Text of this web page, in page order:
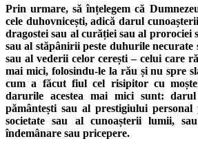
Prin urmare, să înțelegem că
cele duhovnicești, adică darul
dragostei sau al curăției sau al prorociei
sau al stăpânirii peste duhurile necurate
sau al vederii celor cerești – celui care
mai mici, folosindu-le la rău și nu spre
cum a făcut fiul cel risipitor cu
darurile acestea mai mici sunt:
pământești sau al prestigiului
societate sau al cunoașterii lumii,
îndemânare sau pricepere.